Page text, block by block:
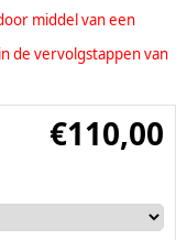
middel van een
de vervolgstappen van
€110,00